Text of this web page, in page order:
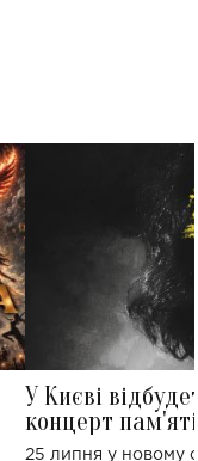
У Києві
концерт
Клименка:
25 липня у новому